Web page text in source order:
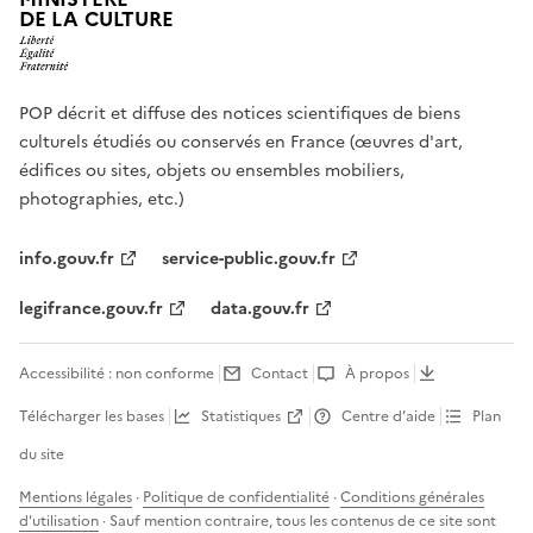
DE LA CULTURE
POP décrit et diffuse des notices scientifiques de biens
culturels étudiés ou conservés en France (œuvres d'art,
édifices ou sites, objets ou ensembles mobiliers,
photographies, etc.)
info.gouv.fr
service-public.gouv.fr
legifrance.gouv.fr
data.gouv.fr
Accessibilité : non conforme Contact
À propos
Télécharger les bases
Statistiques Centre d’aide
Plan
du site
Mentions légales · Politique de confidentialité ·Conditions générales
d'utilisation · Sauf mention contraire, tous les contenus de ce site sont